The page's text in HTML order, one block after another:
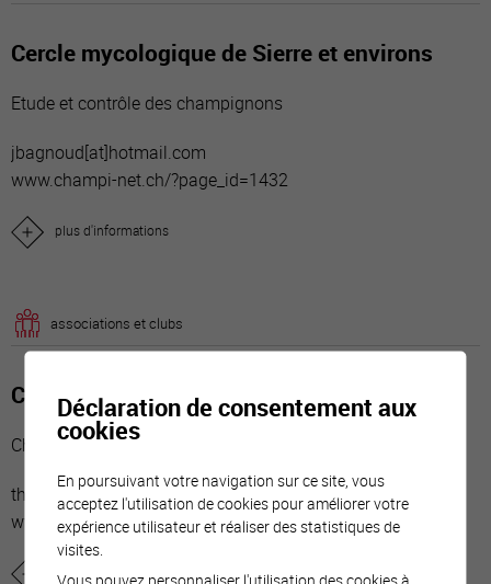
Cercle mycologique de Sierre et environs
Etude et contrôle des champignons
jbagnoud[at]hotmail.com
www.champi-net.ch/?page_id=1432
plus d'informations
associations et clubs
Choeur GENAC
Choeurs
thierry.epiney[at]genac.ch
www.genac.ch
plus d'informations
Déclaration de consentement aux
cookies
En poursuivant votre navigation sur ce site, vous
acceptez l'utilisation de cookies pour améliorer votre
expérience utilisateur et réaliser des statistiques de
visites.
Vous pouvez personnaliser l'utilisation des cookies à